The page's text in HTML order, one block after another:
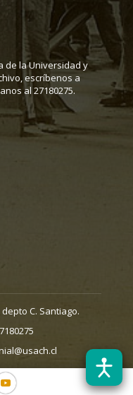
de la Universidad y
escríbenos a
al 27180275.
C. Santiago.